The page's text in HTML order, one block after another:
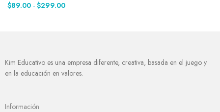
$89.00 - $299.00
Kim Educativo es una empresa diferente, creativa, basada en el juego y
en la educación en valores.
Información